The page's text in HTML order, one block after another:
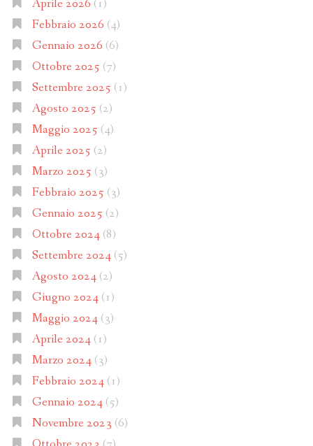
Aprile 2026 (1)
Febbraio 2026 (4)
Gennaio 2026 (6)
Ottobre 2025 (7)
Settembre 2025 (1)
Agosto 2025 (2)
Maggio 2025 (4)
Aprile 2025 (2)
Marzo 2025 (3)
Febbraio 2025 (3)
Gennaio 2025 (2)
Ottobre 2024(8)
Settembre 2024(5)
Agosto 2024(2)
Giugno 2024(1)
Maggio 2024(3)
Aprile 2024(1)
Marzo 2024(3)
Febbraio 2024(1)
Gennaio 2024(5)
Novembre 2023 (6)